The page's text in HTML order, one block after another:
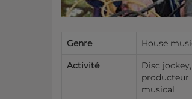
Genre House
Activité
Disc jockey,
producteur
musical